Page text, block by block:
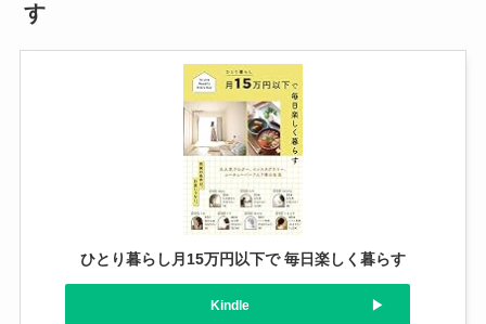
す
ひとり暮らし月15万円以下で 毎日楽しく暮らす
Kindle